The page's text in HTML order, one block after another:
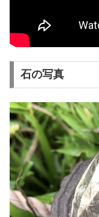
石の写真